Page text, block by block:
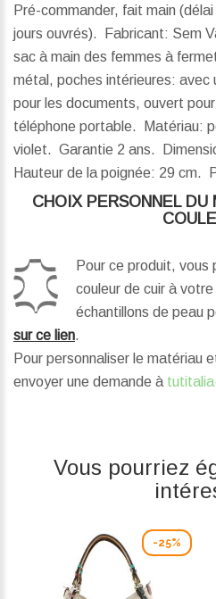
Pré-commander, fait main
jours ouvrés). Fabricant: Sem
sac à main des femmes à
métal, poches intérieures: avec
pour les documents, ouvert
téléphone portable. Matériau:
violet. Garantie 2 ans.
Hauteur de la poignée: 29 cm.
CHOIX PERSONNEL
Pour ce produit, vous
couleur de cuir à
échantillons de peau
sur ce lien.
Pour personnaliser le matériau
envoyer une demande à
Vous pourriez
-25%